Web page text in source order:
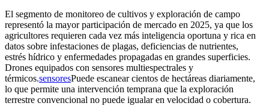
El segmento de monitoreo de cultivos y exploración de campo
representó la mayor participación de mercado en 2025, ya que los
agricultores requieren cada vez más inteligencia oportuna y rica en
datos sobre infestaciones de plagas, deficiencias de nutrientes,
estrés hídrico y enfermedades propagadas en grandes superficies.
Drones equipados con sensores multiespectrales y
térmicos.sensoresPuede escanear cientos de hectáreas diariamente,
lo que permite una intervención temprana que la exploración
terrestre convencional no puede igualar en velocidad o cobertura.